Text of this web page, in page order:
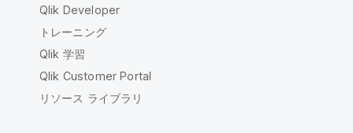
Qlik Developer
トレーニング
Qlik 学習
Qlik Customer Portal
リソース ライブラリ